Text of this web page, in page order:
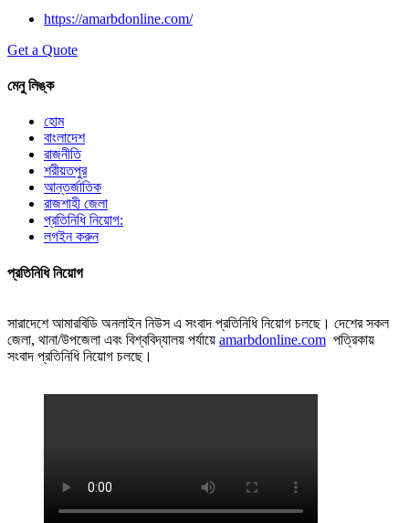
https://amarbdonline.com/
Get a Quote
মেনু লিঙ্ক
হোম
বাংলাদেশ
রাজনীতি
শরীয়তপুর
আন্তর্জাতিক
রাজশাহী জেলা
প্রতিনিধি নিয়োগ:
লগইন করুন
প্রতিনিধি নিয়োগ
সারাদেশে আমারবিডি অনলাইন নিউস এ সংবাদ প্রতিনিধি নিয়োগ চলছে। দেশের সকল
জেলা, থানা/উপজেলা এবং বিশ্ববিদ্যালয় পর্যায়ে amarbdonline.com পত্রিকায়
সংবাদ প্রতিনিধি নিয়োগ চলছে।